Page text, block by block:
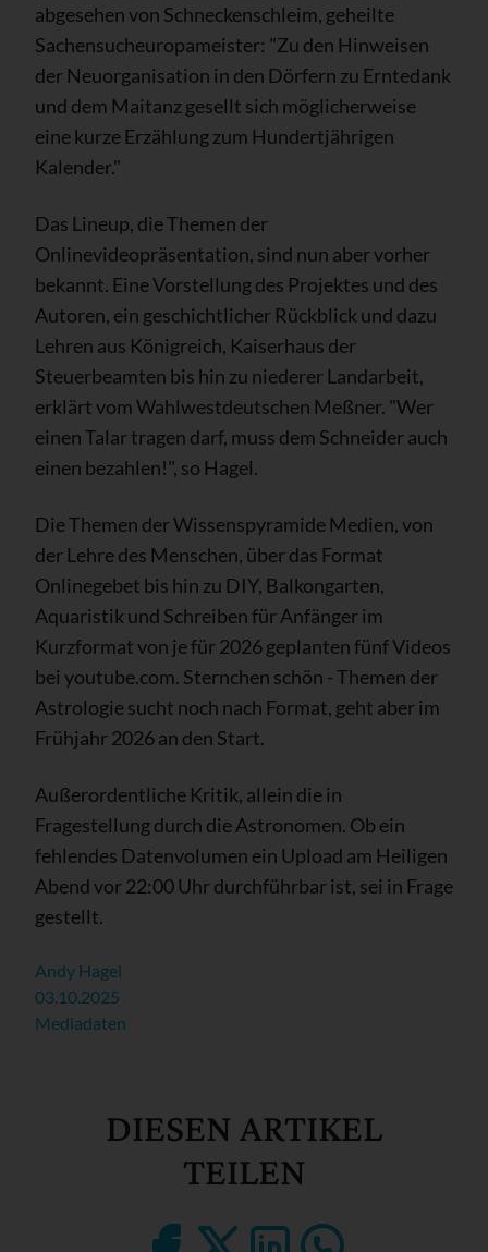
abgesehen von Schneckenschleim, geheilte
Sachensucheuropameister: "Zu den Hinweisen
der Neuorganisation in den Dörfern zu Erntedank
und dem Maitanz gesellt sich möglicherweise
eine kurze Erzählung zum Hundertjährigen
Kalender."
Das Lineup, die Themen der
Onlinevideopräsentation, sind nun aber vorher
bekannt. Eine Vorstellung des Projektes und des
Autoren, ein geschichtlicher Rückblick und dazu
Lehren aus Königreich, Kaiserhaus der
Steuerbeamten bis hin zu niederer Landarbeit,
erklärt vom Wahlwestdeutschen Meßner. "Wer
einen Talar tragen darf, muss dem Schneider auch
einen bezahlen!", so Hagel.
Die Themen der Wissenspyramide Medien, von
der Lehre des Menschen, über das Format
Onlinegebet bis hin zu DIY, Balkongarten,
Aquaristik und Schreiben für Anfänger im
Kurzformat von je für 2026 geplanten fünf Videos
bei youtube.com. Sternchen schön - Themen der
Astrologie sucht noch nach Format, geht aber im
Frühjahr 2026 an den Start.
Außerordentliche Kritik, allein die in
Fragestellung durch die Astronomen. Ob ein
fehlendes Datenvolumen ein Upload am Heiligen
Abend vor 22:00 Uhr durchführbar ist, sei in Frage
gestellt.
Andy Hagel
03.10.2025
Mediadaten
DIESEN ARTIKEL
TEILEN